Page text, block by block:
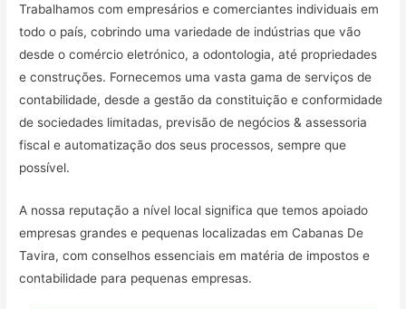
Trabalhamos com empresários e comerciantes individuais em
todo o país, cobrindo uma variedade de indústrias que vão
desde o comércio eletrónico, a odontologia, até propriedades
e construções. Fornecemos uma vasta gama de serviços de
contabilidade, desde a gestão da constituição e conformidade
de sociedades limitadas, previsão de negócios & assessoria
fiscal e automatização dos seus processos, sempre que
possível.
A nossa reputação a nível local significa que temos apoiado
empresas grandes e pequenas localizadas em Cabanas De
Tavira, com conselhos essenciais em matéria de impostos e
contabilidade para pequenas empresas.